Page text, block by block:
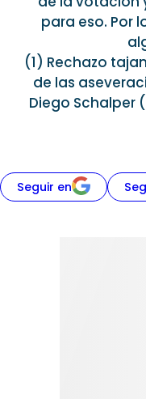
para eso. Por
(1) Rechazo
de las
Diego Schalper
Seguir en